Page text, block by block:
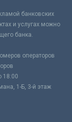
банковских
и услугах можно
банка.
операторов
18:00
1-Б, 3-й этаж